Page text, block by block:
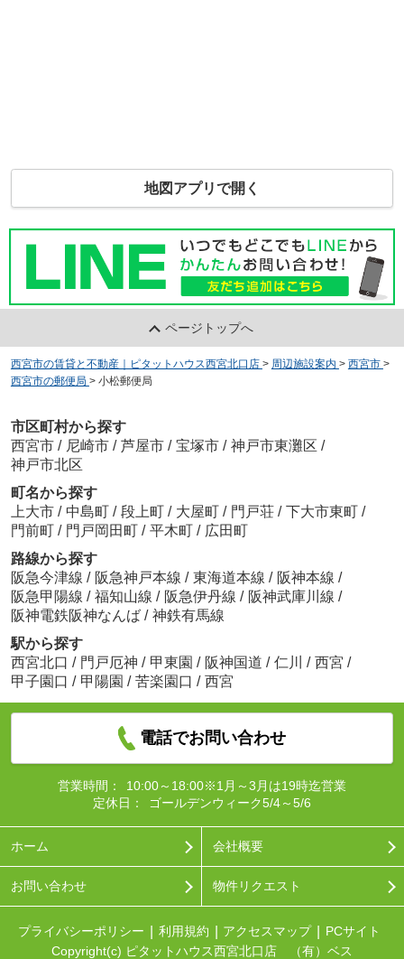
地図アプリで開く
ページトップへ
西宮市の賃貸と不動産｜ピタットハウス西宮北口店 > 周辺施設案内 > 西宮市 >
西宮市の郵便局 > 小松郵便局
市区町村から探す
西宮市 / 尼崎市 / 芦屋市 / 宝塚市 / 神戸市東灘区 /
神戸市北区
町名から探す
上大市 / 中島町 / 段上町 / 大屋町 / 門戸荘 / 下大市東町 /
門前町 / 門戸岡田町 / 平木町 / 広田町
路線から探す
阪急今津線 / 阪急神戸本線 / 東海道本線 / 阪神本線 /
阪急甲陽線 / 福知山線 / 阪急伊丹線 / 阪神武庫川線 /
阪神電鉄阪神なんば / 神鉄有馬線
駅から探す
西宮北口 / 門戸厄神 / 甲東園 / 阪神国道 / 仁川 / 西宮 /
甲子園口 / 甲陽園 / 苦楽園口 / 西宮
電話でお問い合わせ
営業時間：
10:00～18:00※1月～3月は19時迄営業
定休日：
ゴールデンウィーク5/4～5/6
ホーム 会社概要
お問い合わせ 物件リクエスト
プライバシーポリシー 利用規約 アクセスマップ
PCサイト
Copyright(c) ピタットハウス西宮北口店 （有）ベス